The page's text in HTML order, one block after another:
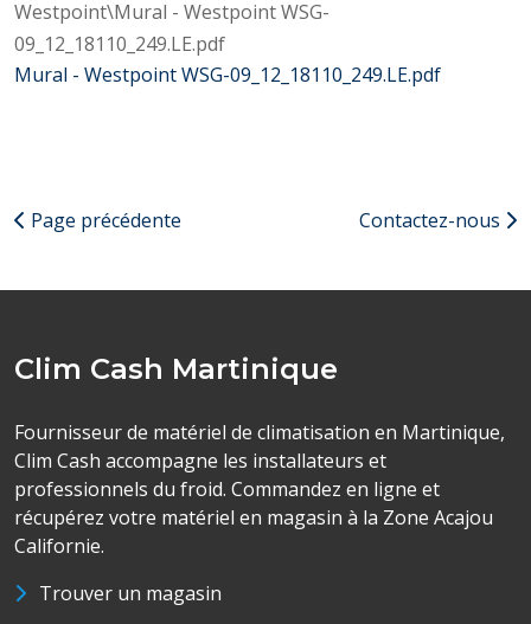
Westpoint\Mural - Westpoint WSG-
09_12_18110_249.LE.pdf
Mural - Westpoint WSG-09_12_18110_249.LE.pdf
Page précédente Contactez-nous
Clim Cash Martinique
Fournisseur de matériel de climatisation en Martinique,
Clim Cash accompagne les installateurs et
professionnels du froid. Commandez en ligne et
récupérez votre matériel en magasin à la Zone Acajou
Californie.
Trouver un magasin